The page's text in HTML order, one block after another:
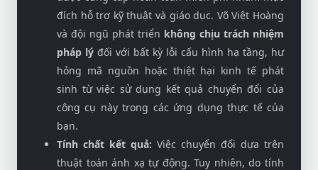
đích hỗ trợ kỹ thuật và giáo dục. Võ Việt Hoàng
và đội ngũ phát triển không chịu trách nhiệm
pháp lý đối với bất kỳ lỗi cấu hình hạ tầng, hư
hỏng mã nguồn hoặc thiệt hại kinh tế phát
sinh từ việc sử dụng kết quả chuyển đổi của
công cụ này trong các ứng dụng thực tế của
bạn.
Tính chất kết quả: Việc chuyển đổi dựa trên
thuật toán ánh xạ tự động. Tuy nhiên, do tính